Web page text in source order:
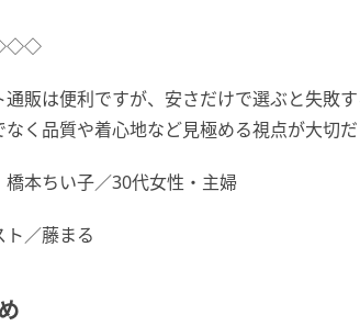
通販は便利ですが、安さだけで選ぶと失敗
なく品質や着心地など見極める視点が大切だ
橋本ちい子／30代女性・主婦
ト／藤まる